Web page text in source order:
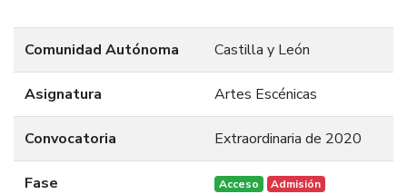
Comunidad Autónoma Castilla y León
Asignatura Artes Escénicas
Convocatoria Extraordinaria de 2020
Fase Acceso Admisión